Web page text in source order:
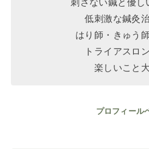
低刺激な鍼灸
はり師・きゅ
トライアスロ
楽しいこと
プロフィール